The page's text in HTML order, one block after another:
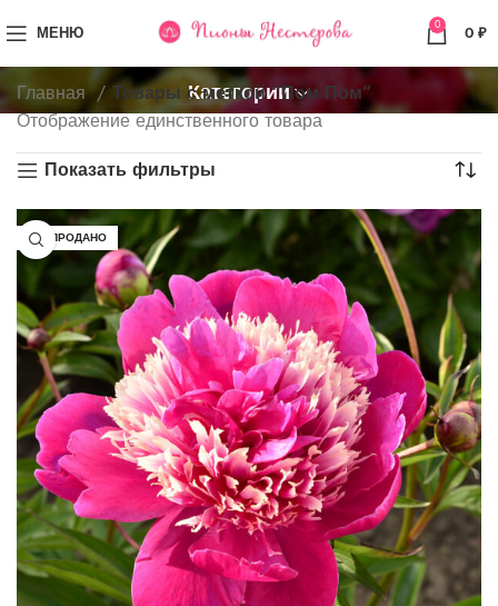
МЕНЮ 0 0 ₽
Категории
Главная
Товары с меткой “Пом Пом”
Отображение единственного товара
Показать фильтры
РАСПРОДАНО